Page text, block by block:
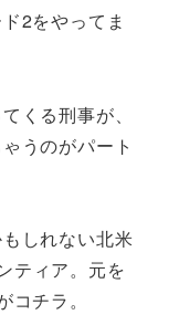
2をやってま
くる刑事が、
うのがパート
しれない北米
ティア。元を
チラ。